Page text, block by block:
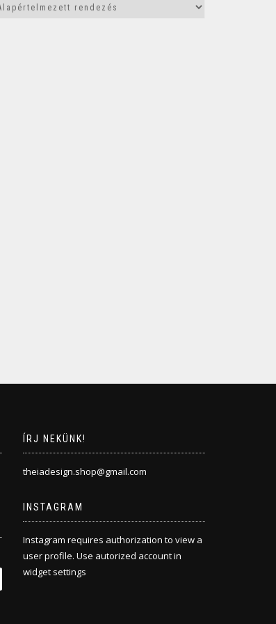
ÍRJ NEKÜNK!
theiadesign.shop@gmail.com
INSTAGRAM
Instagram requires authorization to view a
user profile. Use autorized account in
widget settings